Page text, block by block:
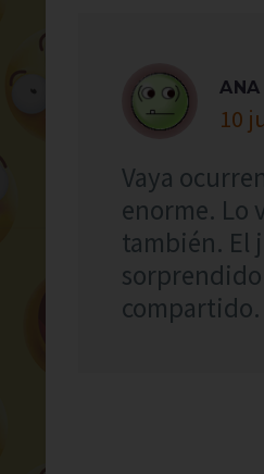
10
Vaya
enorme. Lo
también. El
compartido.